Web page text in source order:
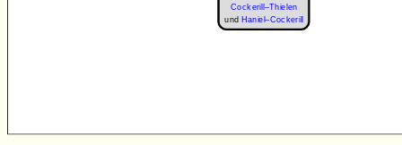
Cockerill–Thielen
und Haniel–Cockerill